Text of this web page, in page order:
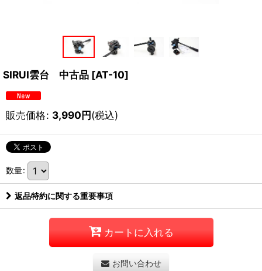
SIRUI雲台 中古品 [AT-10]
販売価格: 3,990円(税込)
数量:
返品特約に関する重要事項
カートに入れる
お問い合わせ